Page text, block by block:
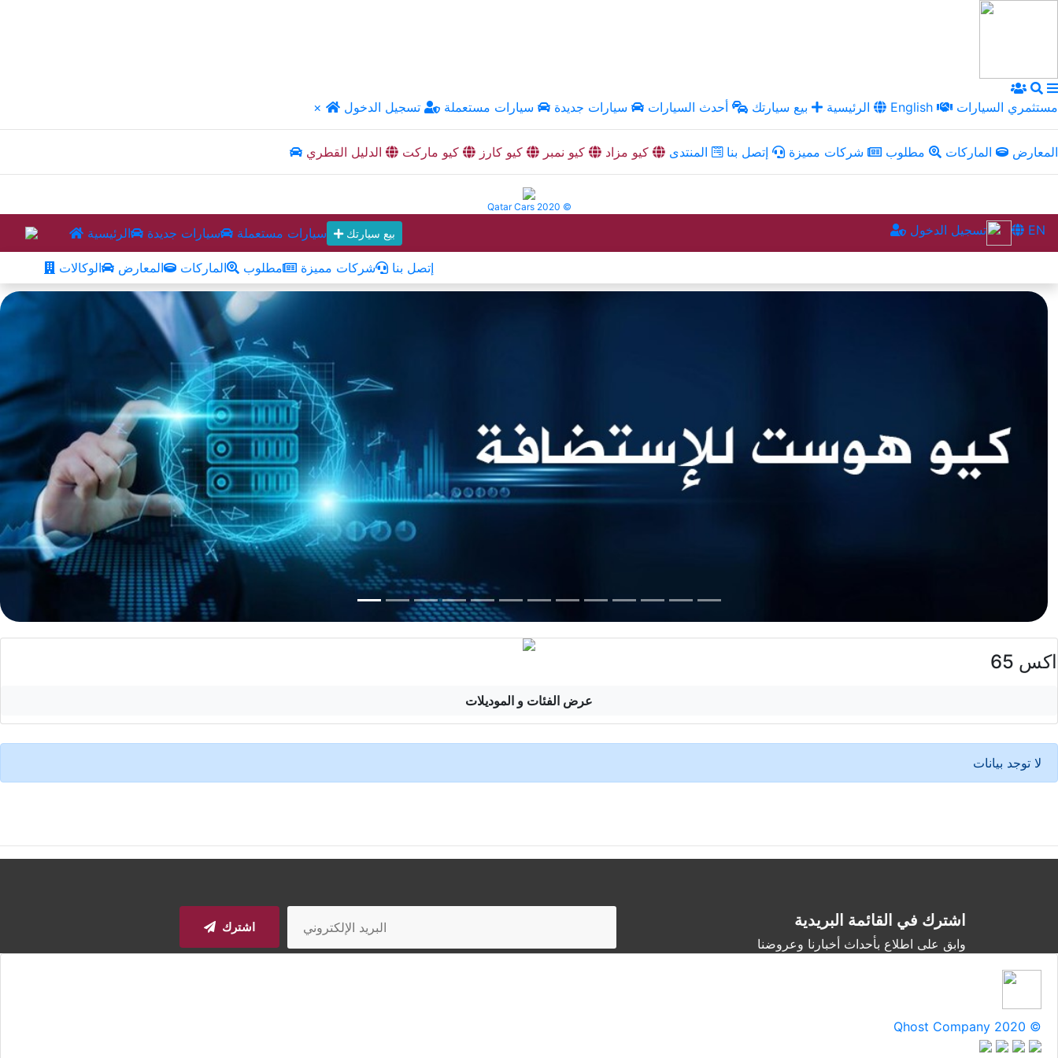
× الرئيسية بيع سيارتك أحدث السيارات سيارات جديدة سيارات مستعملة تسجيل الدخول English مستثمري السيارات
المعارض الماركات مطلوب شركات مميزة إتصل بنا المنتدى كيو مزاد كيو نمبر كيو كارز كيو ماركت الدليل القطري
Qatar Cars 2020 ©
الرئيسية سيارات جديدة سيارات مستعملة بيع سيارتك تسجيل الدخول EN
الوكالات المعارض الماركات مطلوب شركات مميزة إتصل بنا
اكس 65
عرض الفئات و الموديلات
لا توجد بيانات
اشترك في القائمة البريدية
وابق على اطلاع بأحداث أخبارنا وعروضنا
اشترك
Qhost Company 2020 ©